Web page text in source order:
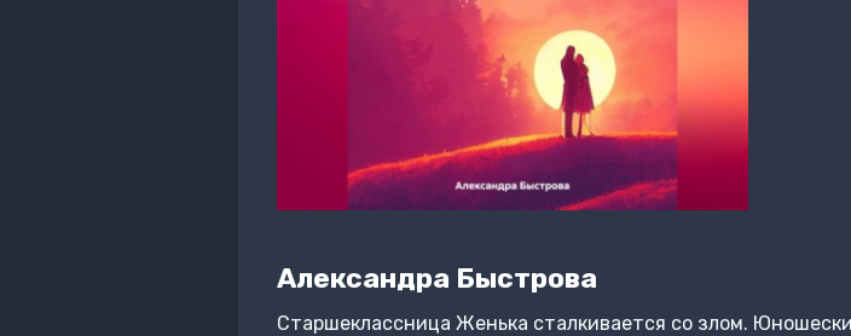
Александра Быстрова
Старшеклассница Женька сталкивается со злом.